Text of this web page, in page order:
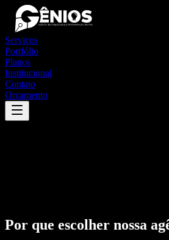
Serviços
Portfólio
Planos
Institucional
Contato
Orçamento
Por que escolher nossa